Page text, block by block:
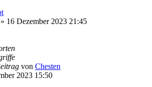
16 Dezember 2023 21:45
von Chesten
2023 15:50